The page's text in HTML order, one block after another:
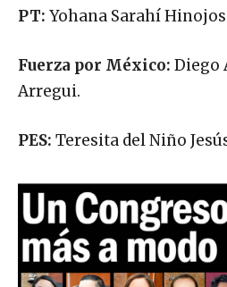
PT: Yohana Sarahí
Fuerza por México: Diego
Arregui.
PES: Teresita del Niño